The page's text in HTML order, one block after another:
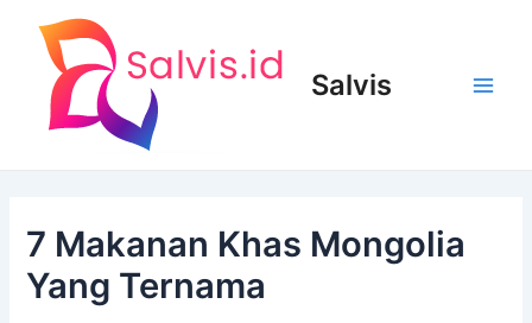
konten
Salvis
7 Makanan Khas Mongolia
Yang Ternama